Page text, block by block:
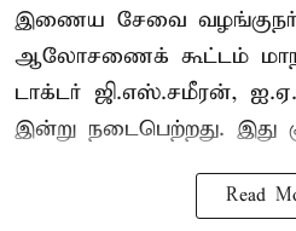
இணைய சேவை
ஆலோசணைக் கூட்டம்
டாக்டர் ஜி.எஸ்.சமீரன்,
இன்று நடைபெற்றது. இது
Read